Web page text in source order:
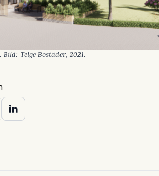
Telge Bostäder, 2021.